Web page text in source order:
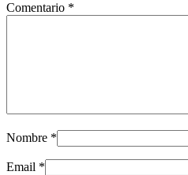
Comentario *
Nombre *
Email *